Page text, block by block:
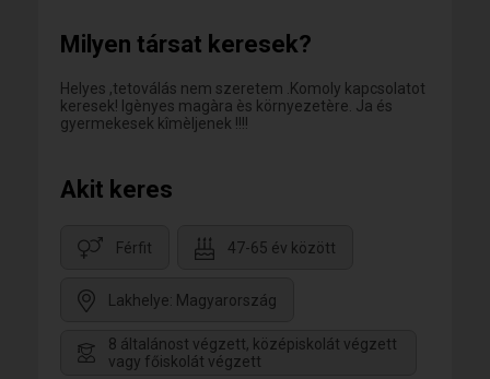
Milyen társat keresek?
Helyes ,tetoválás nem szeretem .Komoly kapcsolatot
keresek! Igènyes magàra ès környezetère. Ja és
gyermekesek kîmèljenek !!!!
Akit keres
Férfit 47-65 év között
Lakhelye: Magyarország
8 általánost végzett, középiskolát végzett
vagy főiskolát végzett